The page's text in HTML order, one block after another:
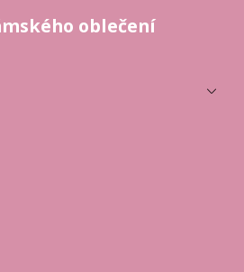
oblečení